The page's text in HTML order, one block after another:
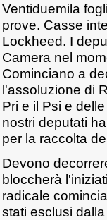
Ventiduemila
prove. Casse
Lockheed. I
Camera nel
Cominciano a
l'assoluzione di
Pri e il Psi e
nostri deputati
per la raccolta
Devono
bloccherà
radicale
stati esclusi